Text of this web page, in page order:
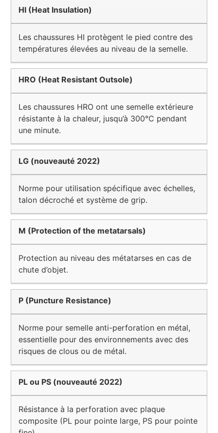
HI (Heat Insulation)
Les chaussures HI protègent le pied contre des
températures élevées au niveau de la semelle.
HRO (Heat Resistant Outsole)
Les chaussures HRO ont une semelle extérieure
résistante à la chaleur, jusqu’à 300°C pendant
une minute.
LG (nouveauté 2022)
Norme pour utilisation spécifique avec échelles,
talon décroché et système de grip.
M (Protection of the metatarsals)
Protection au niveau des métatarses en cas de
chute d’objet.
P (Puncture Resistance)
Norme pour semelle anti-perforation en métal,
essentielle pour des environnements avec des
risques de clous ou de métal.
PL ou PS (nouveauté 2022)
Résistance à la perforation avec plaque
composite (PL pour pointe large, PS pour pointe